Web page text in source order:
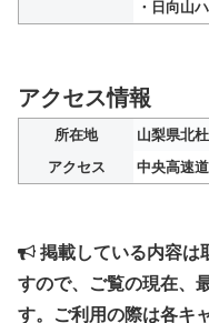
・日向山
アクセス情報
所在地
山梨県北
アクセス
中央高速
掲載している内容は
すので、ご覧の現在、
す。ご利用の際は各キ